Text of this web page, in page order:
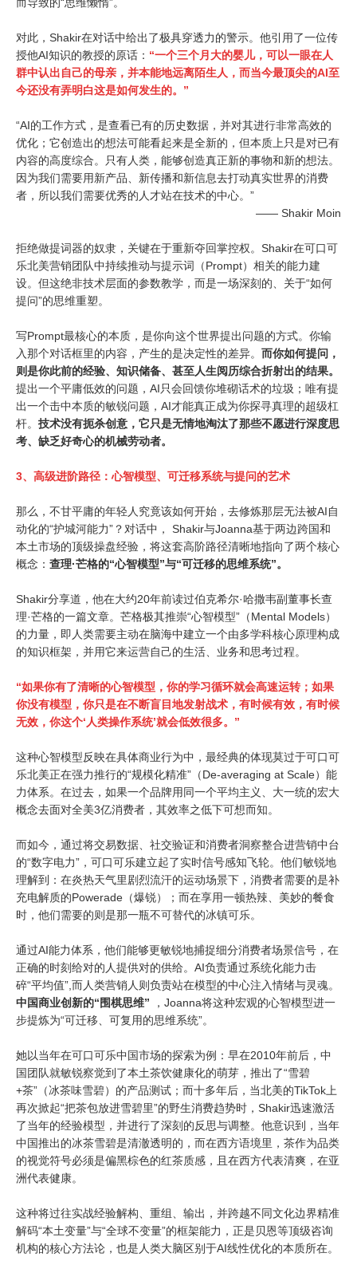
而导致的“思维懒惰”。
对此，Shakir在对话中给出了极具穿透力的警示。他引用了一位传
授他AI知识的教授的原话： “一个三个月大的婴儿，可以一眼在人
群中认出自己的母亲，并本能地远离陌生人，而当今最顶尖的AI至
今还没有弄明白这是如何发生的。”
“AI的工作方式，是查看已有的历史数据，并对其进行非常高效的
优化；它创造出的想法可能看起来是全新的，但本质上只是对已有
内容的高度综合。只有人类，能够创造真正新的事物和新的想法。
因为我们需要用新产品、新传播和新信息去打动真实世界的消费
者，所以我们需要优秀的人才站在技术的中心。”
—— Shakir Moin
拒绝做提词器的奴隶，关键在于重新夺回掌控权。Shakir在可口可
乐北美营销团队中持续推动与提示词（Prompt）相关的能力建
设。但这绝非技术层面的参数教学，而是一场深刻的、关于“如何
提问”的思维重塑。
写Prompt最核心的本质，是你向这个世界提出问题的方式。你输
入那个对话框里的内容，产生的是决定性的差异。 而你如何提问，
则是你此前的经验、知识储备、甚至人生阅历综合折射出的结果。
提出一个平庸低效的问题，AI只会回馈你堆砌话术的垃圾；唯有提
出一个击中本质的敏锐问题，AI才能真正成为你探寻真理的超级杠
杆。 技术没有扼杀创意，它只是无情地淘汰了那些不愿进行深度思
考、缺乏好奇心的机械劳动者。
3、 高级进阶路径：心智模型、可迁移系统与提问的艺术
那么，不甘平庸的年轻人究竟该如何开始，去修炼那层无法被AI自
动化的“护城河能力”？对话中， Shakir与Joanna基于两边跨国和
本土市场的顶级操盘经验，将这套高阶路径清晰地指向了两个核心
概念： 查理·芒格的“心智模型”与“可迁移的思维系统”。
Shakir分享道，他在大约20年前读过伯克希尔·哈撒韦副董事长查
理·芒格的一篇文章。芒格极其推崇“心智模型”（Mental Models）
的力量，即人类需要主动在脑海中建立一个由多学科核心原理构成
的知识框架，并用它来运营自己的生活、业务和思考过程。
“如果你有了清晰的心智模型，你的学习循环就会高速运转；如果
你没有模型，你只是在不断盲目地发射战术，有时候有效，有时候
无效，你这个‘人类操作系统’就会低效很多。”
这种心智模型反映在具体商业行为中，最经典的体现莫过于可口可
乐北美正在强力推行的“规模化精准”（De-averaging at Scale）能
力体系。在过去，如果一个品牌用同一个平均主义、大一统的宏大
概念去面对全美3亿消费者，其效率之低下可想而知。
而如今，通过将交易数据、社交验证和消费者洞察整合进营销中台
的“数字电力”，可口可乐建立起了实时信号感知飞轮。他们敏锐地
理解到：在炎热天气里剧烈流汗的运动场景下，消费者需要的是补
充电解质的Powerade（爆锐）；而在享用一顿热辣、美妙的餐食
时，他们需要的则是那一瓶不可替代的冰镇可乐。
通过AI能力体系，他们能够更敏锐地捕捉细分消费者场景信号，在
正确的时刻给对的人提供对的供给。AI负责通过系统化能力击
碎“平均值”,而人类营销人则负责站在模型的中心注入情绪与灵魂。
中国商业创新的“围棋思维”
，Joanna将这种宏观的心智模型进一
步提炼为“可迁移、可复用的思维系统”。
她以当年在可口可乐中国市场的探索为例：早在2010年前后，中
国团队就敏锐察觉到了本土茶饮健康化的萌芽，推出了“雪碧
+茶”（冰茶味雪碧）的产品测试；而十多年后，当北美的TikTok上
再次掀起“把茶包放进雪碧里”的野生消费趋势时，Shakir迅速激活
了当年的经验模型，并进行了深刻的反思与调整。他意识到，当年
中国推出的冰茶雪碧是清澈透明的，而在西方语境里，茶作为品类
的视觉符号必须是偏黑棕色的红茶质感，且在西方代表清爽，在亚
洲代表健康。
这种将过往实战经验解构、重组、输出，并跨越不同文化边界精准
解码“本土变量”与“全球不变量”的框架能力，正是贝恩等顶级咨询
机构的核心方法论，也是人类大脑区别于AI线性优化的本质所在。